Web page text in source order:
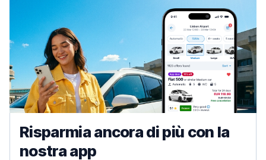
Risparmia ancora di più con la
nostra app